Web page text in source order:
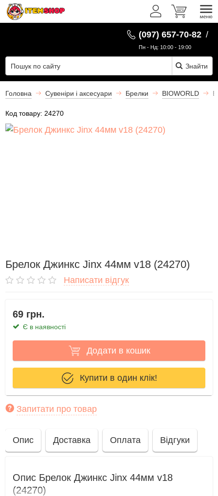
(097) 657-70-82
Пн - Нд: 10:00 - 19:00
/
Знайти
UK
Головна Сувеніри і аксесуари Брелки BIOWORLD
Код товару: 24270
Брелок Джинкс Jinx 44мм v18 (24270)
Написати відгук
69 грн.
Є в наявності
Додати в кошик
Купити в один клік!
Запитати про товар
Опис Доставка Оплата Відгуки
Опис Брелок Джинкс Jinx 44мм v18
(24270)